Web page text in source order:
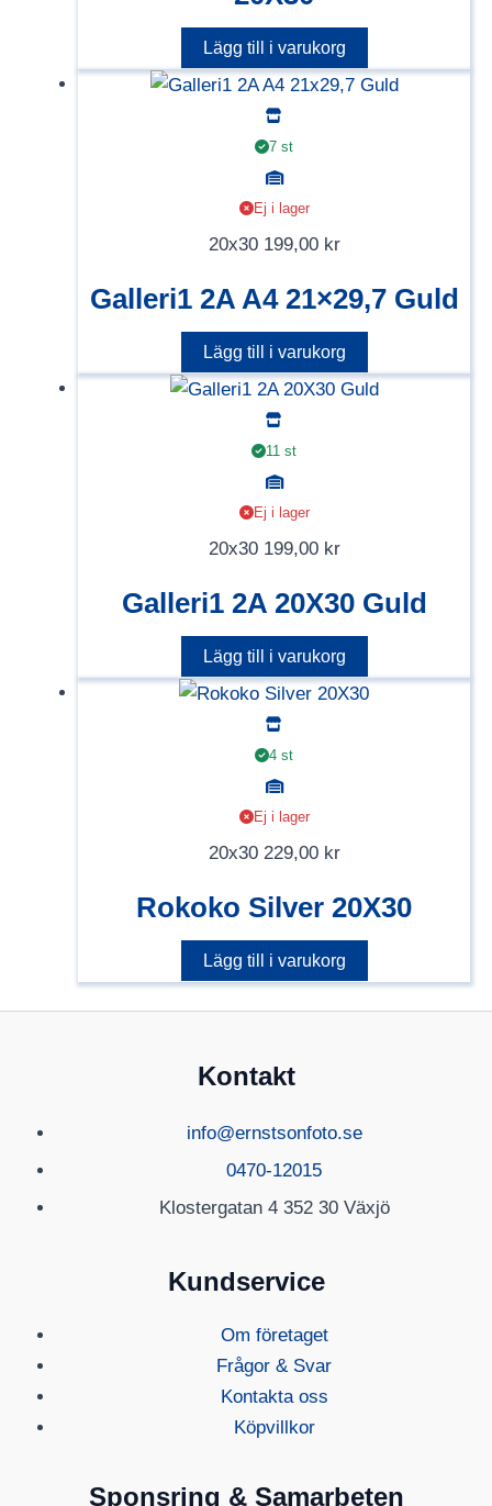
Lägg till i varukorg
7 st
Ej i lager
20x30 199,00 kr
Galleri1 2A A4 21×29,7 Guld
Lägg till i varukorg
11 st
Ej i lager
20x30 199,00 kr
Galleri1 2A 20X30 Guld
Lägg till i varukorg
4 st
Ej i lager
20x30 229,00 kr
Rokoko Silver 20X30
Lägg till i varukorg
Kontakt
info@ernstsonfoto.se
0470-12015
Klostergatan 4 352 30 Växjö
Kundservice
Om företaget
Frågor & Svar
Kontakta oss
Köpvillkor
Sponsring & Samarbeten